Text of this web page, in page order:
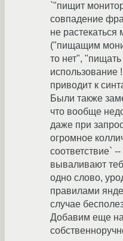
`"пищит
совпадение
не
("пищащим
то нет",
использование
приводит к
Были также
что вообще
даже при
огромное
соответствие` --
вываливают
одно слово,
правилами
случае
Добавим еще